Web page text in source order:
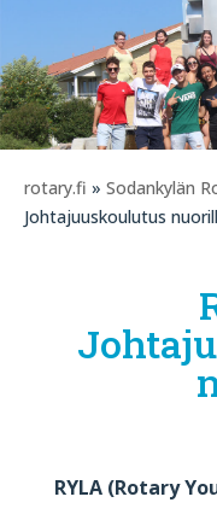
rotary.fi » Sodankylän
Johtajuuskoulutus
RYLA (Rotary